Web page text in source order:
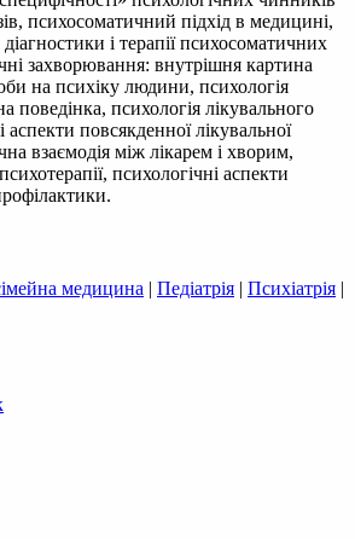
психосоматичний підхід в медицині,
і терапії психосоматичних
захворювання: внутрішня картина
на психіку людини, психологія
поведінка, психологія лікувального
аспекти повсякденної лікувальної
взаємодія між лікарем і хворим,
психологічні аспекти
медицина | Педіатрія | Психіатрія |